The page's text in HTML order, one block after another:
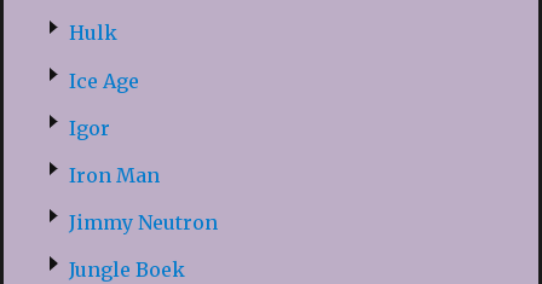
Hulk
Ice Age
Igor
Iron Man
Jimmy Neutron
Jungle Boek